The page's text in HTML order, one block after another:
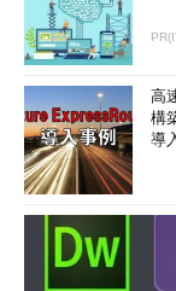
ハイブリッドスリープ
ハイブリッドスリープ
る。
（1）現在アクティ
（2）これをクリッ
現在アクティブな
設定の変更］とい
面が表示される。
高
構
導